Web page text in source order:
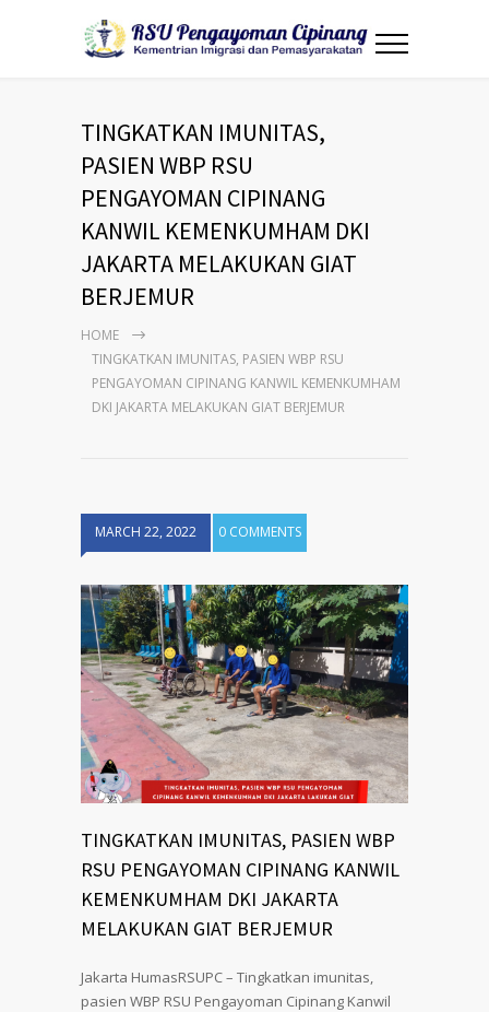
TINGKATKAN IMUNITAS,
PASIEN WBP RSU
PENGAYOMAN CIPINANG
KANWIL KEMENKUMHAM DKI
JAKARTA MELAKUKAN GIAT
BERJEMUR
HOME
TINGKATKAN IMUNITAS, PASIEN WBP RSU
PENGAYOMAN CIPINANG KANWIL KEMENKUMHAM
DKI JAKARTA MELAKUKAN GIAT BERJEMUR
MARCH 22, 2022 0 COMMENTS
TINGKATKAN IMUNITAS, PASIEN WBP
RSU PENGAYOMAN CIPINANG KANWIL
KEMENKUMHAM DKI JAKARTA
MELAKUKAN GIAT BERJEMUR
Jakarta HumasRSUPC – Tingkatkan imunitas,
pasien WBP RSU Pengayoman Cipinang Kanwil